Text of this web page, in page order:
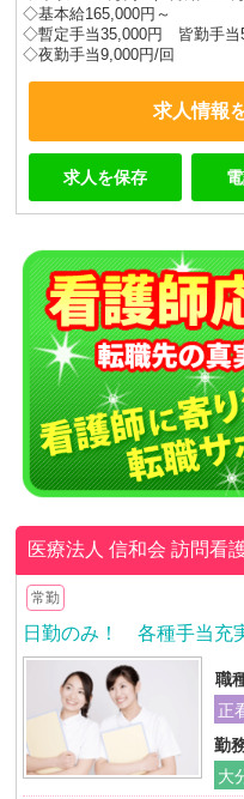
◇基本給165,000円～
◇暫定手当35,000円 皆
◇夜勤手当9,000円/回
求人情報
求人を保存
医療法人 信和会訪問看
常勤
日勤のみ！ 各種手当充
職
正
勤
大